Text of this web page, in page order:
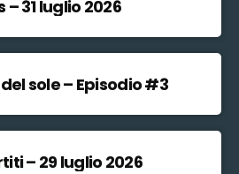
– 31 luglio 2026
sole – Episodio #3
– 29 luglio 2026